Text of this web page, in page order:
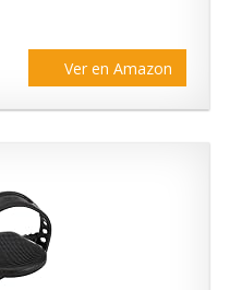
Ver en Amazon